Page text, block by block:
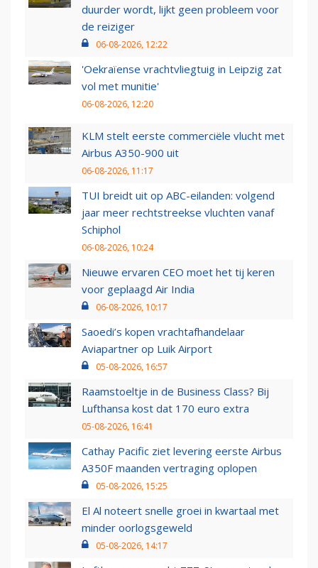
duurder wordt, lijkt geen probleem voor
de reiziger
06-08-2026, 12:22
'Oekraïense vrachtvliegtuig in Leipzig zat
vol met munitie'
06-08-2026, 12:20
KLM stelt eerste commerciële vlucht met
Airbus A350-900 uit
06-08-2026, 11:17
TUI breidt uit op ABC-eilanden: volgend
jaar meer rechtstreekse vluchten vanaf
Schiphol
06-08-2026, 10:24
Nieuwe ervaren CEO moet het tij keren
voor geplaagd Air India
06-08-2026, 10:17
Saoedi’s kopen vrachtafhandelaar
Aviapartner op Luik Airport
05-08-2026, 16:57
Raamstoeltje in de Business Class? Bij
Lufthansa kost dat 170 euro extra
05-08-2026, 16:41
Cathay Pacific ziet levering eerste Airbus
A350F maanden vertraging oplopen
05-08-2026, 15:25
El Al noteert snelle groei in kwartaal met
minder oorlogsgeweld
05-08-2026, 14:17